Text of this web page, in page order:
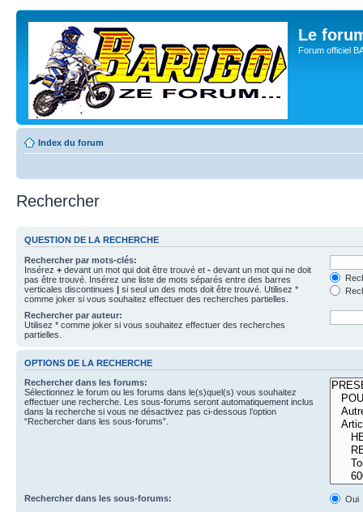
Le
Forum officiel
Index du forum
Rechercher
QUESTION DE LA RECHERCHE
Rechercher par mots-clés:
Insérez + devant un mot qui doit être trouvé et - devant un mot qui ne doit
pas être trouvé. Insérez une liste de mots séparés entre des barres
verticales discontinues | si seul un des mots doit être trouvé. Utilisez *
comme joker si vous souhaitez effectuer des recherches partielles.
Rechercher par auteur:
Utilisez * comme joker si vous souhaitez effectuer des recherches
partielles.
OPTIONS DE LA RECHERCHE
Rechercher dans les forums:
Sélectionnez le forum ou les forums dans le(s)quel(s) vous souhaitez
effectuer une recherche. Les sous-forums seront automatiquement inclus
dans la recherche si vous ne désactivez pas ci-dessous l’option
“Rechercher dans les sous-forums”.
Rechercher dans les sous-forums:
Oui